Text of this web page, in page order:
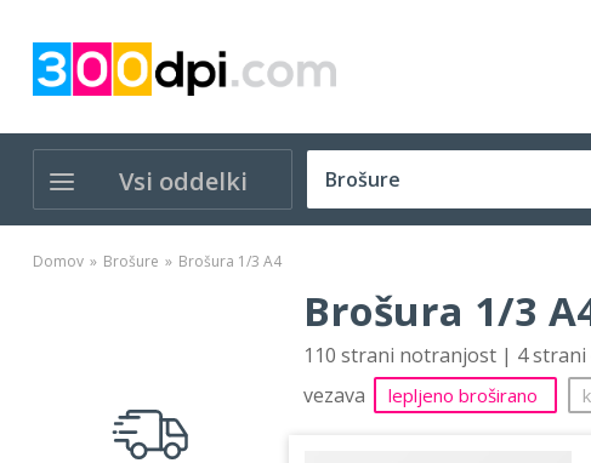
Vsi oddelki
Domov Brošure Brošura 1/3 A4
Brošura 1/3
110 strani notranjost | 4
vezava
lepljeno broširano